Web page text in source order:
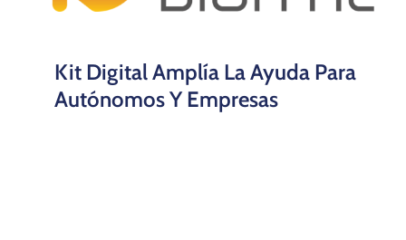
Kit Digital Amplía La Ayuda Para
Autónomos Y Empresas